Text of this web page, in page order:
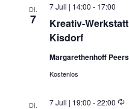
DI.
7
Kreativ-
Kisdorf
7 Juli | 14:00 - 17:00
Margarethenhoff
Kostenlos
DI. 7 Juli | 19:00 -22:00